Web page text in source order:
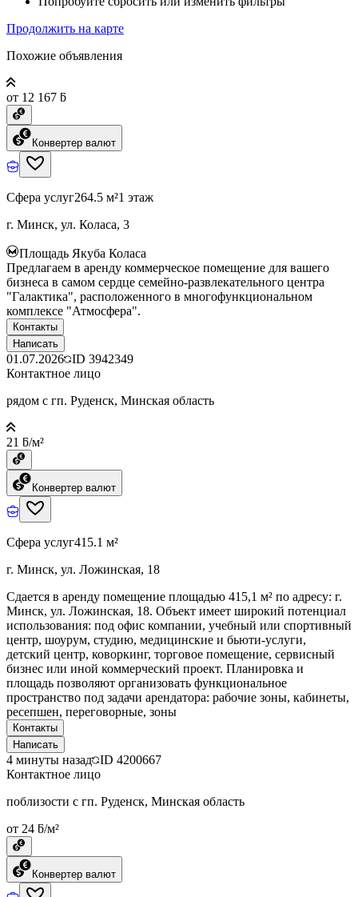
Продолжить на карте
Похожие объявления
от 12 167 ƃ
Конвертер валют
Сфера услуг264.5 м²1 этаж
г. Минск, ул. Коласа, 3
Площадь Якуба Коласа
Предлагаем в аренду коммерческое помещение для вашего
бизнеса в самом сердце семейно-развлекательного центра
"Галактика", расположенного в многофункциональном
комплексе "Атмосфера".
Контакты
Написать
01.07.2026 ID 3942349
Контактное лицо
рядом с гп. Руденск, Минская область
21 ƃ/м²
Конвертер валют
Сфера услуг415.1 м²
г. Минск, ул. Ложинская, 18
Сдается в аренду помещение площадью 415,1 м² по адресу: г.
Минск, ул. Ложинская, 18. Объект имеет широкий потенциал
использования: под офис компании, учебный или спортивный
центр, шоурум, студию, медицинские и бьюти-услуги,
детский центр, коворкинг, торговое помещение, сервисный
бизнес или иной коммерческий проект. Планировка и
площадь позволяют организовать функциональное
пространство под задачи арендатора: рабочие зоны, кабинеты,
ресепшен, переговорные, зоны
Контакты
Написать
4 минуты назад ID 4200667
Контактное лицо
поблизости с гп. Руденск, Минская область
от 24 ƃ/м²
Конвертер валют